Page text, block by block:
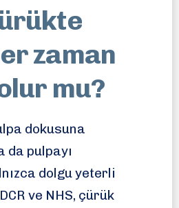
zaman
mu?
dokusuna
da pulpayı
dolgu yeterli
ve NHS, çürük